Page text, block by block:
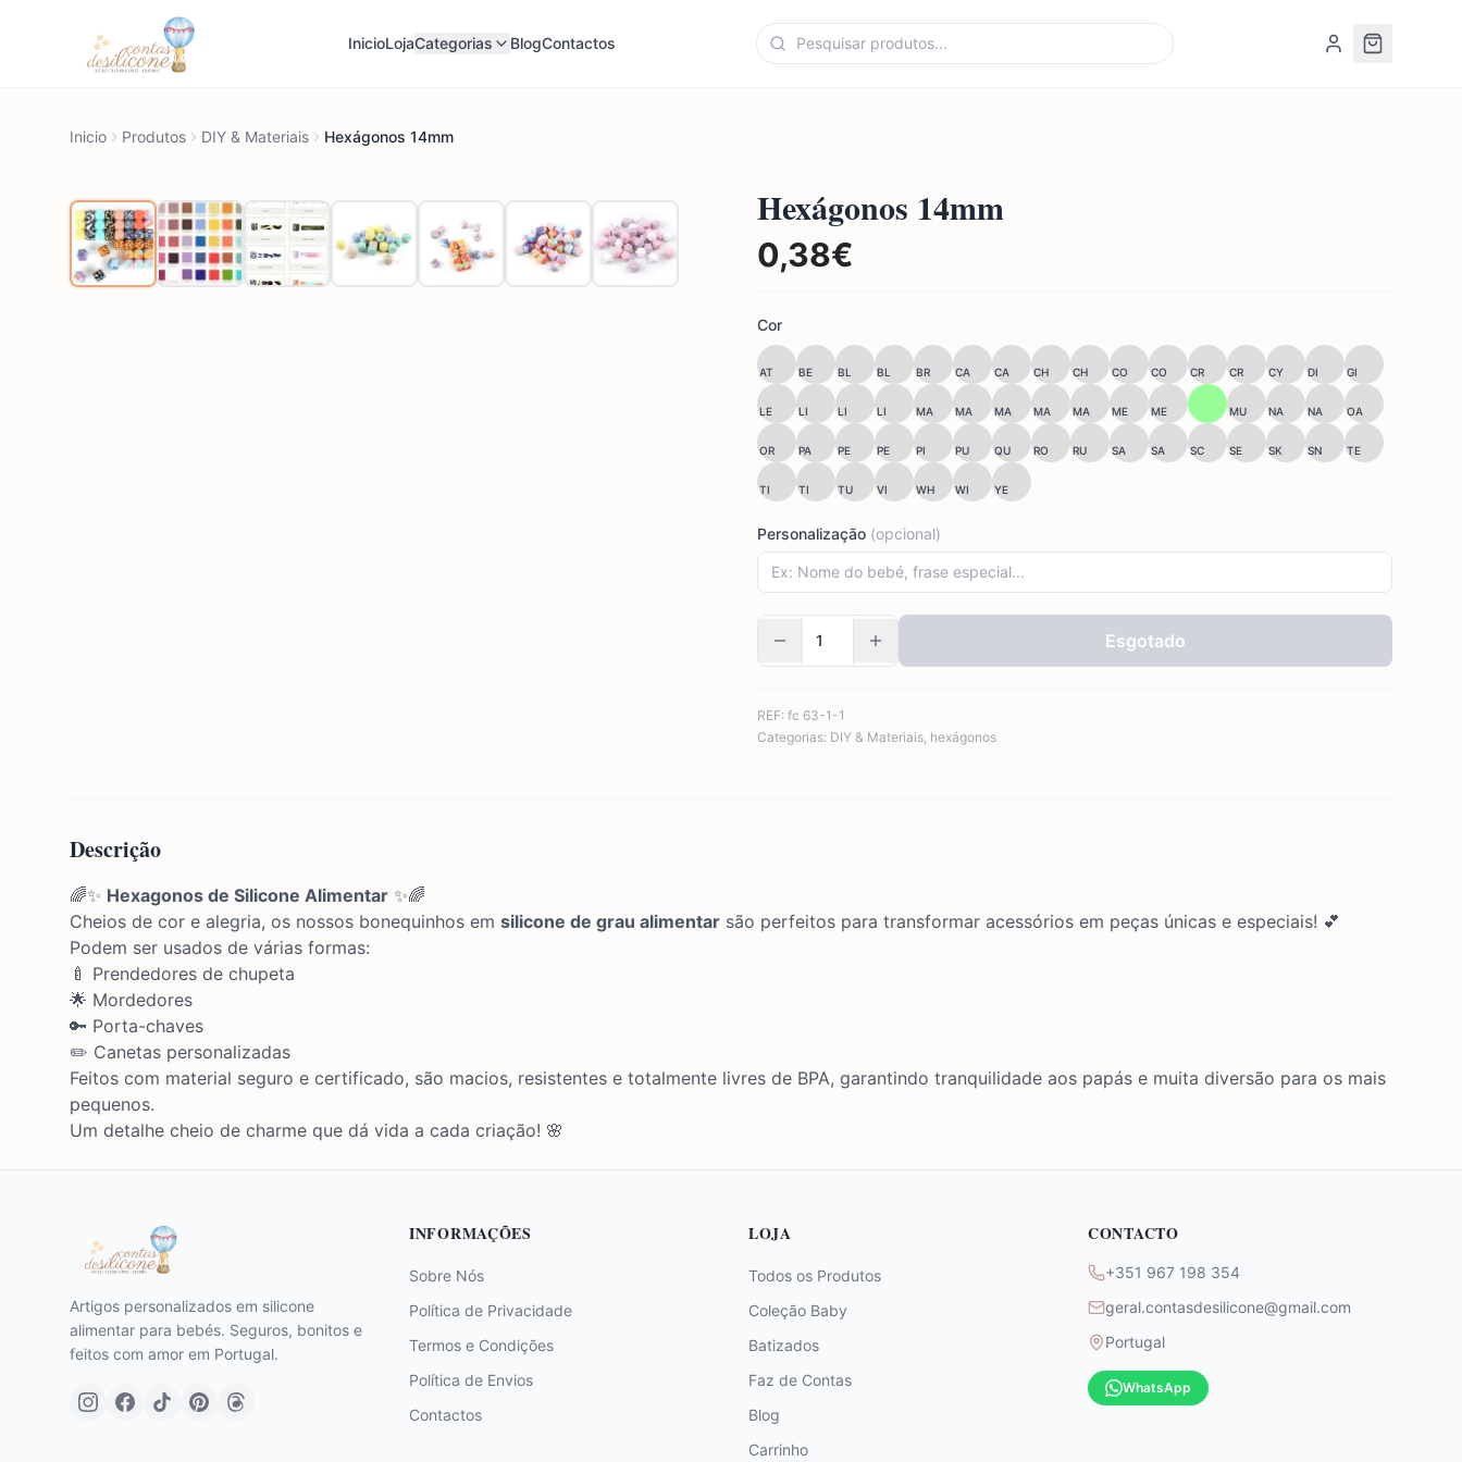
InicioLojaCategorias BlogContactos
Inicio Produtos DIY & Materiais Hexágonos 14mm
Hexágonos 14mm
0,38€
Cor
AT BE BL BL BR CA CA CH CH CO CO CR CR CY DI GI
LE LI LI LI MA MA MA MA MA ME ME MU NA NA OA
OR PA PE PE PI PU QU RO RU SA SA SC SE SK SN TE
TI TI TU VI WH WI YE
Personalização (opcional)
Esgotado
REF: fc 63-1-1
Categorias: DIY & Materiais, hexágonos
Descrição
🌈✨ Hexagonos de Silicone Alimentar ✨🌈
Cheios de cor e alegria, os nossos bonequinhos em silicone de grau alimentar são perfeitos para transformar acessórios em peças únicas e especiais! 💕
Podem ser usados de várias formas:
🍼 Prendedores de chupeta
🌟 Mordedores
🔑 Porta-chaves
✏️ Canetas personalizadas
Feitos com material seguro e certificado, são macios, resistentes e totalmente livres de BPA, garantindo tranquilidade aos papás e muita diversão para os mais
pequenos.
Um detalhe cheio de charme que dá vida a cada criação! 🌸
Artigos personalizados em silicone
alimentar para bebés. Seguros, bonitos e
feitos com amor em Portugal.
INFORMAÇÕES
Sobre Nós
Política de Privacidade
Termos e Condições
Política de Envios
Contactos
LOJA
Todos os Produtos
Coleção Baby
Batizados
Faz de Contas
Blog
Carrinho
CONTACTO
+351 967 198 354
geral.contasdesilicone@gmail.com
Portugal
WhatsApp